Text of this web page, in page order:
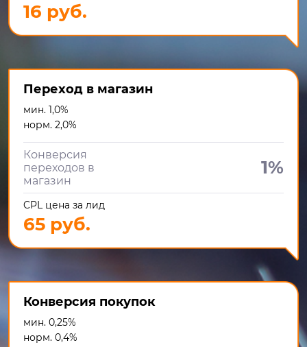
16 руб.
Переход в магазин
мин. 1,0%
норм. 2,0%
Конверсия
переходов в
магазин
1%
CPL цена за лид
65 руб.
Конверсия покупок
мин. 0,25%
норм. 0,4%